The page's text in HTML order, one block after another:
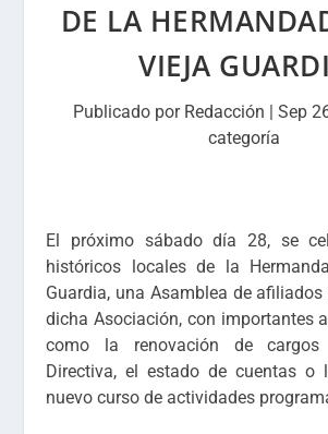
DE LA
VIEJA
Publicado por Redacción | Sep
categoría
El próximo sábado día 28, se
históricos locales de la
Guardia, una Asamblea de
dicha Asociación, con importantes
como la renovación de
Directiva, el estado de cuentas o
nuevo curso de actividades